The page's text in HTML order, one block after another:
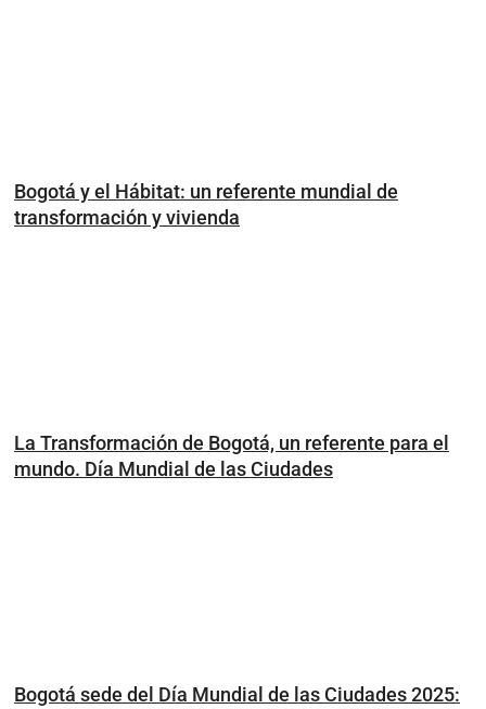
Bogotá y el Hábitat: un referente mundial de
transformación y vivienda
La Transformación de Bogotá, un referente para el
mundo. Día Mundial de las Ciudades
Bogotá sede del Día Mundial de las Ciudades 2025: